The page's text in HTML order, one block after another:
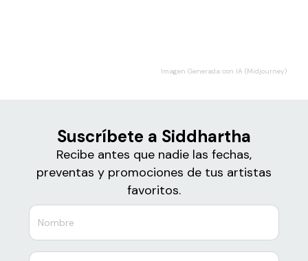
Imagen Generada con IA (Midjourney)
Suscríbete a Siddhartha
Recibe antes que nadie las fechas,
preventas y promociones de tus artistas
favoritos.